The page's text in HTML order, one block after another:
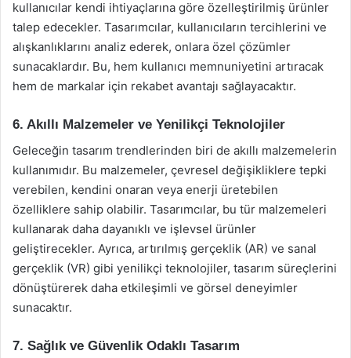
kullanıcılar kendi ihtiyaçlarına göre özelleştirilmiş ürünler
talep edecekler. Tasarımcılar, kullanıcıların tercihlerini ve
alışkanlıklarını analiz ederek, onlara özel çözümler
sunacaklardır. Bu, hem kullanıcı memnuniyetini artıracak
hem de markalar için rekabet avantajı sağlayacaktır.
6. Akıllı Malzemeler ve Yenilikçi Teknolojiler
Geleceğin tasarım trendlerinden biri de akıllı malzemelerin
kullanımıdır. Bu malzemeler, çevresel değişikliklere tepki
verebilen, kendini onaran veya enerji üretebilen
özelliklere sahip olabilir. Tasarımcılar, bu tür malzemeleri
kullanarak daha dayanıklı ve işlevsel ürünler
geliştirecekler. Ayrıca, artırılmış gerçeklik (AR) ve sanal
gerçeklik (VR) gibi yenilikçi teknolojiler, tasarım süreçlerini
dönüştürerek daha etkileşimli ve görsel deneyimler
sunacaktır.
7. Sağlık ve Güvenlik Odaklı Tasarım